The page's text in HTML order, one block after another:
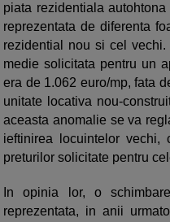
piata rezidentiala
reprezentata de diferenta
rezidential nou si cel
medie solicitata pentru un
era de 1.062 euro/mp, fata
unitate locativa nou-
aceasta anomalie se va
ieftinirea locuintelor
preturilor solicitate pentru
In opinia lor, o
reprezentata, in anii